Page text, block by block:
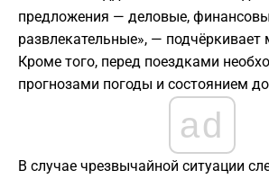
предложения — деловые,
развлекательные», — подчёркивает
Кроме того, перед поездками
прогнозами погоды и состоянием
ad
В случае чрезвычайной ситуации